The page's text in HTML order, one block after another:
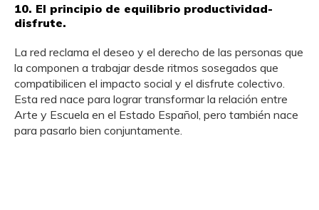
10. El principio de equilibrio productividad-
disfrute.
La red reclama el deseo y el derecho de las personas que
la componen a trabajar desde ritmos sosegados que
compatibilicen el impacto social y el disfrute colectivo.
Esta red nace para lograr transformar la relación entre
Arte y Escuela en el Estado Español, pero también nace
para pasarlo bien conjuntamente.